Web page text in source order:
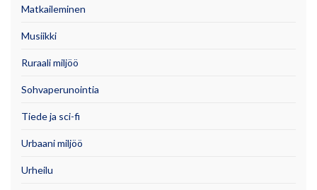
Matkaileminen
Musiikki
Ruraali miljöö
Sohvaperunointia
Tiede ja sci-fi
Urbaani miljöö
Urheilu